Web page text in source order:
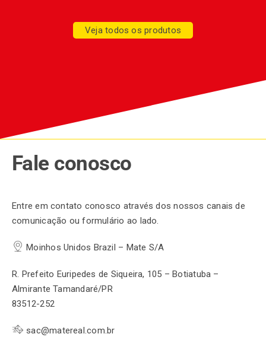
Veja todos os produtos
Fale conosco
Entre em contato conosco através dos nossos canais de
comunicação ou formulário ao lado.
Moinhos Unidos Brazil – Mate S/A
R. Prefeito Euripedes de Siqueira, 105 – Botiatuba –
Almirante Tamandaré/PR
83512-252
sac@matereal.com.br